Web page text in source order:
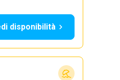
disponibilità